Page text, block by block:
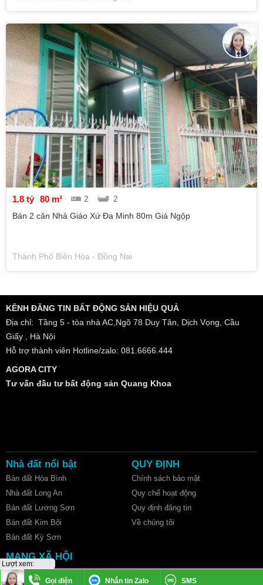
1.8 tỷ 80 m² 2
2
Bán 2 căn Nhà Giáo Xứ Đa Minh 80m Giá Ngộp
Thành Phố Biên Hòa - Đồng Nai
Gọi điện Nhắn tin Zalo SMS
Lượt xem:
12853
KÊNH ĐĂNG TIN BẤT ĐỘNG SẢN HIỆU QUẢ
Địa chỉ: Tầng 5 - tòa nhà AC,Ngõ 78 Duy Tân, Dịch Vọng, Cầu
Giấy , Hà Nội
Hỗ trợ thành viên Hotline/zalo: 081.6666.444
AGORA CITY
Tư vấn đầu tư bất động sản Quang Khoa
Nhà đất nổi bật
Bán đất Hòa Bình
Nhà đất Long An
Bán đất Lương Sơn
Bán đất Kim Bôi
Bán đất Kỳ Sơn
QUY ĐỊNH
Chính sách bảo mật
Quy chế hoạt động
Quy định đăng tin
Về chúng tôi
MẠNG XÃ HỘI